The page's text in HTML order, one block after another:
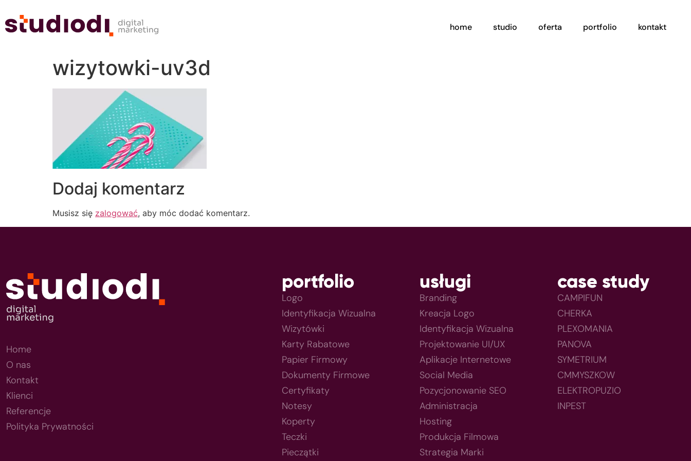
home studio oferta portfolio kontakt
wizytowki-uv3d
Dodaj komentarz
Musisz się zalogować, aby móc dodać komentarz.
Home
O nas
Kontakt
Klienci
Referencje
Polityka Prywatności
portfolio
Logo
Identyfikacja Wizualna
Wizytówki
Karty Rabatowe
Papier Firmowy
Dokumenty Firmowe
Certyfikaty
Notesy
Koperty
Teczki
Pieczątki
usługi
Branding
Kreacja Logo
Identyfikacja Wizualna
Projektowanie UI/UX
Aplikacje Internetowe
Social Media
Pozycjonowanie SEO
Administracja
Hosting
Produkcja Filmowa
Strategia Marki
case study
CAMPIFUN
CHERKA
PLEXOMANIA
PANOVA
SYMETRIUM
CMMYSZKOW
ELEKTROPUZIO
INPEST